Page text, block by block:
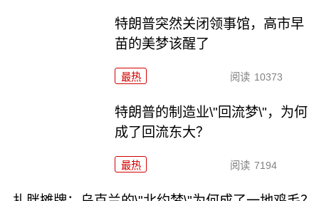
特朗普突然关闭领事馆，高市早
苗的美梦该醒了
最热 阅读 10373
特朗普的制造业\"回流梦\"，为何
成了回流东大？
最热 阅读 7194